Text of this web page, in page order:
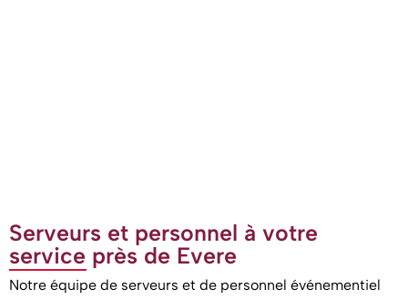
Serveurs et personnel à votre
service près de Evere
Notre équipe de serveurs et de personnel événementiel